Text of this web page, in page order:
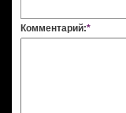
Комментарий:*